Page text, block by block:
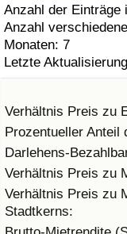
Anzahl der Einträge
Anzahl
Monaten: 7
Letzte
Verhältnis Preis zu
Prozentueller Anteil
Darlehens-
Verhältnis Preis zu
Verhältnis Preis zu
Stadtkerns:
Verkehr